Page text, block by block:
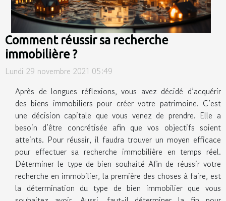
Comment réussir sa recherche
immobilière ?
Lundi 29 novembre 2021 05:49
Après de longues réflexions, vous avez décidé d’acquérir
des biens immobiliers pour créer votre patrimoine. C’est
une décision capitale que vous venez de prendre. Elle a
besoin d’être concrétisée afin que vos objectifs soient
atteints. Pour réussir, il faudra trouver un moyen efficace
pour effectuer sa recherche immobilière en temps réel.
Déterminer le type de bien souhaité Afin de réussir votre
recherche en immobilier, la première des choses à faire, est
la détermination du type de bien immobilier que vous